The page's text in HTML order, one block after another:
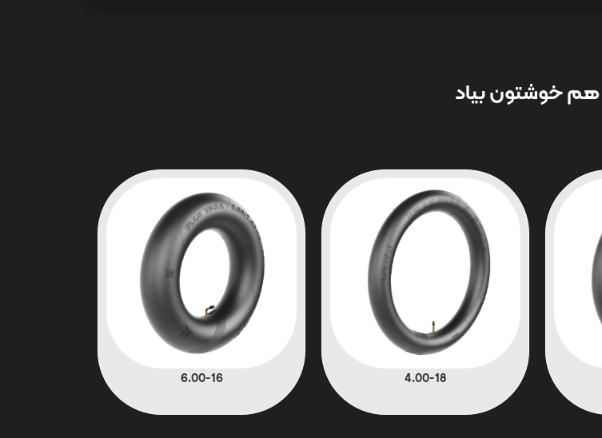
هم خوشتون بیاد
4.00-18
6.00-16